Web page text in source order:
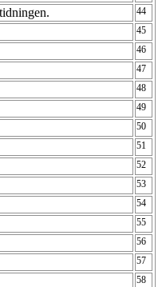
44
45
46
47
48
49
50
51
52
53
54
55
56
57
58